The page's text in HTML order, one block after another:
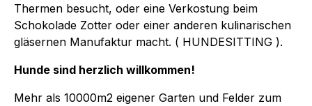
Thermen besucht, oder eine Verkostung beim
Schokolade Zotter oder einer anderen kulinarischen
gläsernen Manufaktur macht. ( HUNDESITTING ).
Hunde sind herzlich willkommen!
Mehr als 10000m2 eigener Garten und Felder zum